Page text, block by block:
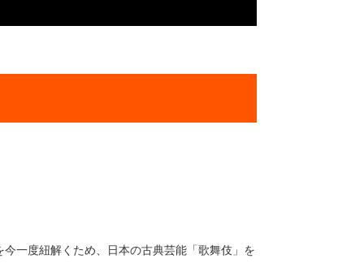
一度紐解くため、日本の古典芸能「歌舞伎」を